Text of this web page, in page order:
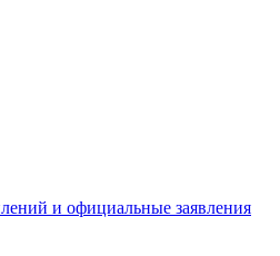
и официальные заявления